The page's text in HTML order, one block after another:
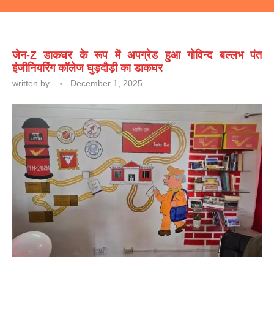
जेन-Z डाकघर के रूप में अपग्रेड हुआ गोविन्द बल्लभ पंत
इंजीनियरिंग कॉलेज घुड़दौड़ी का डाकघर
written by December 1, 2025